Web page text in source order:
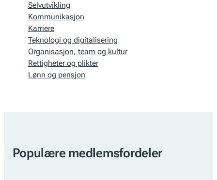
Selvutvikling
Kommunikasjon
Karriere
Teknologi og digitalisering
Organisasjon, team og kultur
Rettigheter og plikter
Lønn og pensjon
Populære medlemsfordeler